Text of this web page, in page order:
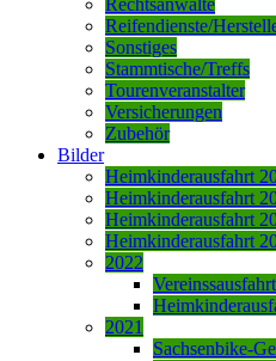
Reifendienste/
Sonstiges
Stammtische/Treffs
Tourenveranstalter
Versicherungen
Zubehör
Bilder
Heimkinderausfahrt
Heimkinderausfahrt
Heimkinderausfahrt
Heimkinderausfahrt
2022
2021
Sachsenbike-